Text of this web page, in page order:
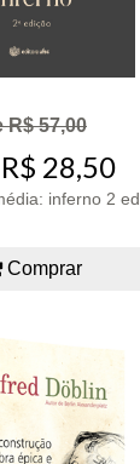
R$ 57,00
28,50
inferno 2 ed.
Comprar